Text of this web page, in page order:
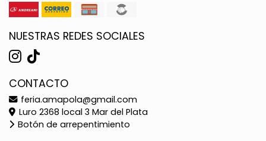
NUESTRAS REDES SOCIALES
CONTACTO
feria.amapola@gmail.com
Luro 2368 local 3 Mar del Plata
Botón de arrepentimiento